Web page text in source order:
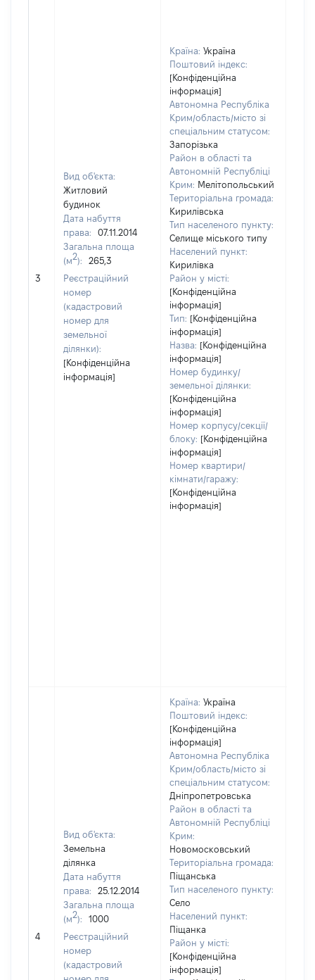
3
Вид об'єкта:
Житловий
будинок
Дата набуття
права:
07.11.2014
Загальна площа
(м2):
265,3
Реєстраційний
номер
(кадастровий
номер для
земельної
ділянки):
[Конфіденційна
інформація]
Країна: Україна
Поштовий індекс:
[Конфіденційна
інформація]
Автономна Республіка
Крим/область/місто зі
спеціальним статусом:
Запорізька
Район в області та
Автономній Республіці
Крим: Мелітопольський
Територіальна громада:
Кирилівська
Тип населеного пункту:
Селище міського типу
Населений пункт:
Кирилівка
Район у місті:
[Конфіденційна
інформація]
Тип: [Конфіденційна
інформація]
Назва: [Конфіденційна
інформація]
Номер будинку/
земельної ділянки:
[Конфіденційна
інформація]
Номер корпусу/секції/
блоку: [Конфіденційна
інформація]
Номер квартири/
кімнати/гаражу:
[Конфіденційна
інформація]
4
Вид об'єкта:
Земельна
ділянка
Дата набуття
права:
25.12.2014
Загальна площа
(м2):
1000
Реєстраційний
номер
(кадастровий
Країна: Україна
Поштовий індекс:
[Конфіденційна
інформація]
Автономна Республіка
Крим/область/місто зі
спеціальним статусом:
Дніпропетровська
Район в області та
Автономній Республіці
Крим:
Новомосковський
Територіальна громада:
Піщанська
Тип населеного пункту:
Село
Населений пункт:
Піщанка
Район у місті:
[Конфіденційна
інформація]